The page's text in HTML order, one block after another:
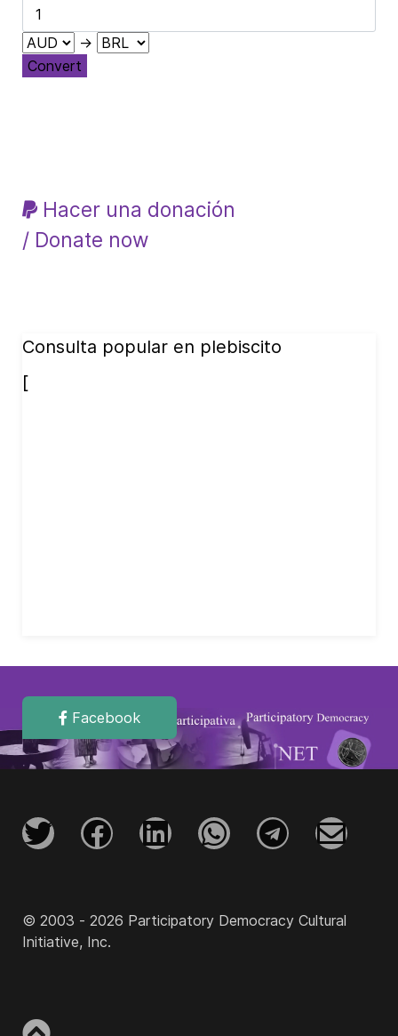
→
Convert
Hacer una donación
/ Donate now
Consulta popular en plebiscito
[
Facebook
© 2003 - 2026 Participatory Democracy Cultural
Initiative, Inc.